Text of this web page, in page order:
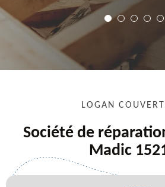
LOGAN
Société de
Madic